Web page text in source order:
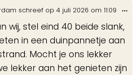
schreef op 4 juli 2026 om 11:09
wij, stel eind 40 beide slank,
in een duinpannetje aan
Mocht je ons lekker
lekker aan het genieten zijn
...